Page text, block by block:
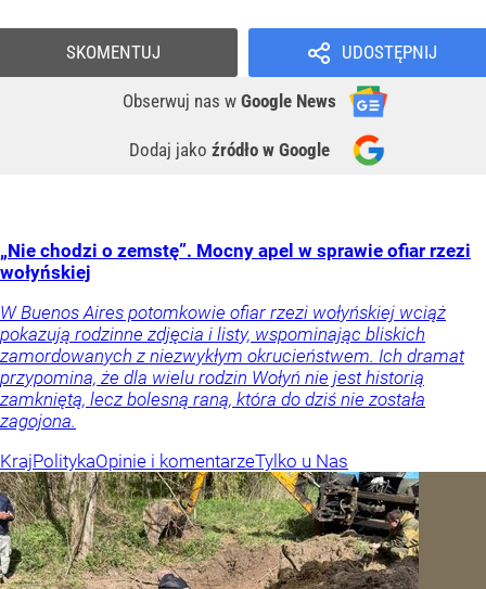
UDOSTĘPNIJ
Obserwuj nas w Google News
Dodaj jako źródło w Google
SKOMENTUJ
„Nie chodzi o zemstę”. Mocny apel w sprawie ofiar rzezi
wołyńskiej
W Buenos Aires potomkowie ofiar rzezi wołyńskiej wciąż
pokazują rodzinne zdjęcia i listy, wspominając bliskich
zamordowanych z niezwykłym okrucieństwem. Ich dramat
przypomina, że dla wielu rodzin Wołyń nie jest historią
zamkniętą, lecz bolesną raną, która do dziś nie została
zagojona.
KrajPolitykaOpinie i komentarzeTylko u Nas